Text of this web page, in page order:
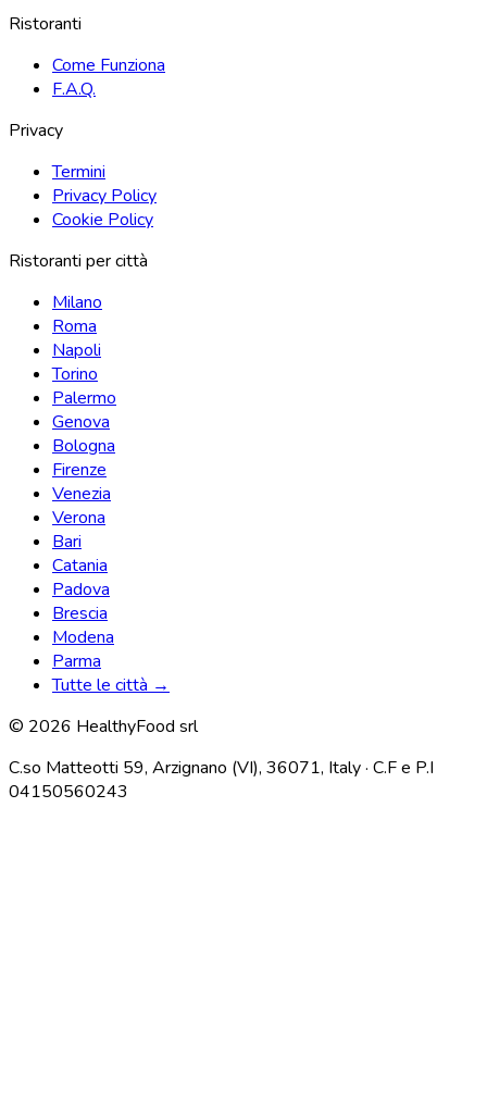
Ristoranti
Come Funziona
F.A.Q.
Privacy
Termini
Privacy Policy
Cookie Policy
Ristoranti per città
Milano
Roma
Napoli
Torino
Palermo
Genova
Bologna
Firenze
Venezia
Verona
Bari
Catania
Padova
Brescia
Modena
Parma
Tutte le città →
© 2026 HealthyFood srl
C.so Matteotti 59, Arzignano (VI), 36071, Italy · C.F e P.I
04150560243